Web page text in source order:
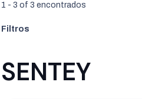
1 -3 of3 encontrados
Filtros
SENTEY